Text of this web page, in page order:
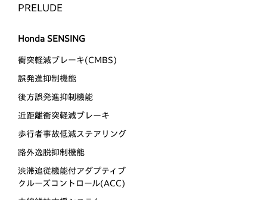
PRELUDE
Honda SENSING
衝突軽減ブレーキ(CMBS)
誤発進抑制機能
後方誤発進抑制機能
近距離衝突軽減ブレーキ
歩行者事故低減ステアリング
路外逸脱抑制機能
渋滞追従機能付アダプティブ
クルーズコントロール(ACC)